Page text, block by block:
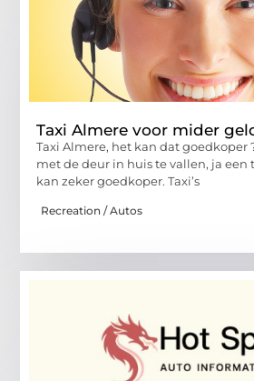
Taxi Almere voor mider
Taxi Almere, het kan dat goedkoper
met de deur in huis te vallen, ja een
kan zeker goedkoper. Taxi’s
Recreation / Autos